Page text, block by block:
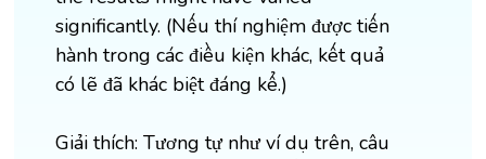
significantly. (Nếu thí nghiệm được tiến
hành trong các điều kiện khác, kết quả
có lẽ đã khác biệt đáng kể.)
Giải thích: Tương tự như ví dụ trên, câu